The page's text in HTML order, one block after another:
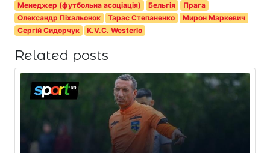
Менеджер (футбольна асоціація)
Бельгія
Прага
Олександр Піхальонок
Тарас Степаненко
Мирон Маркевич
Сергій Сидорчук
K.V.C. Westerlo
Related posts